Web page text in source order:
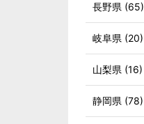
長野県 (65)
岐阜県 (20)
山梨県 (16)
静岡県 (78)